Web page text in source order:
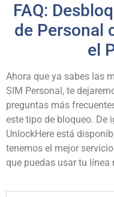
FAQ:
de Personal
el
Ahora que ya sabes las
SIM Personal, te
preguntas más
este tipo de bloqueo. De
UnlockHere está
tenemos el mejor
que puedas usar tu línea